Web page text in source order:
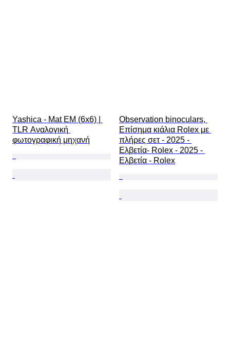
Yashica - Mat EM (6x6) |
TLR Αναλογική
φωτογραφική μηχανή
Observation binoculars,
Επίσημα κιάλια Rolex με
πλήρες σετ - 2025 -
Ελβετία- Rolex - 2025 -
Ελβετία - Rolex